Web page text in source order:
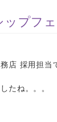
プフ
店 採用担当
たね。。。